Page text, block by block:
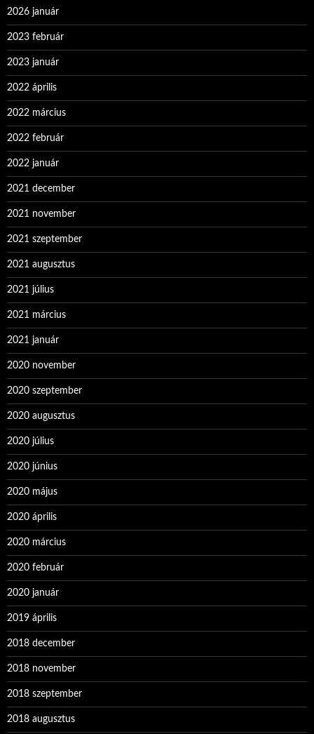
2026 január
2023 február
2023 január
2022 április
2022 március
2022 február
2022 január
2021 december
2021 november
2021 szeptember
2021 augusztus
2021 július
2021 március
2021 január
2020 november
2020 szeptember
2020 augusztus
2020 július
2020 június
2020 május
2020 április
2020 március
2020 február
2020 január
2019 április
2018 december
2018 november
2018 szeptember
2018 augusztus